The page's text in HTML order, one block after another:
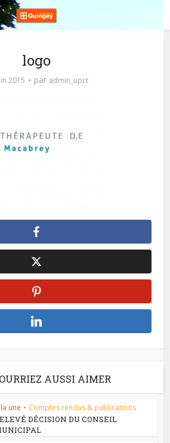
logo
2015 par admin_upct
AUSSI AIMER
une • Comptes rendus & publications
DÉCISION DU CONSEIL